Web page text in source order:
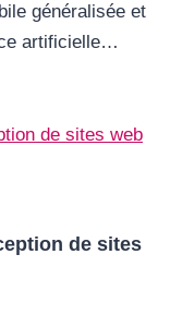
généralisée et
artificielle…
de sites